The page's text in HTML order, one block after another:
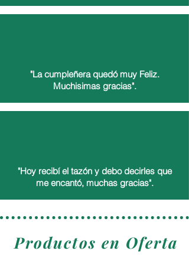
"La cumpleñera quedó muy Feliz.
Muchisimas gracias".
"Hoy recibí el tazón y debo decirles que
me encantó, muchas gracias".
Productos en Oferta